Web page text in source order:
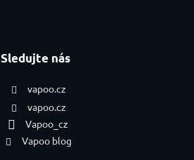
Sledujte nás
vapoo.cz
vapoo.cz
Vapoo_cz
Vapoo blog